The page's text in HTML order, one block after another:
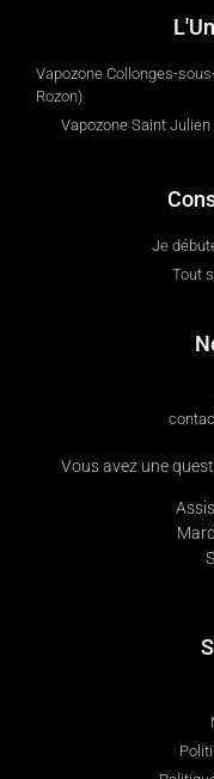
Vapozone Collonges-
Rozon)
Vapozone Saint
Je
Tout
Vous avez une